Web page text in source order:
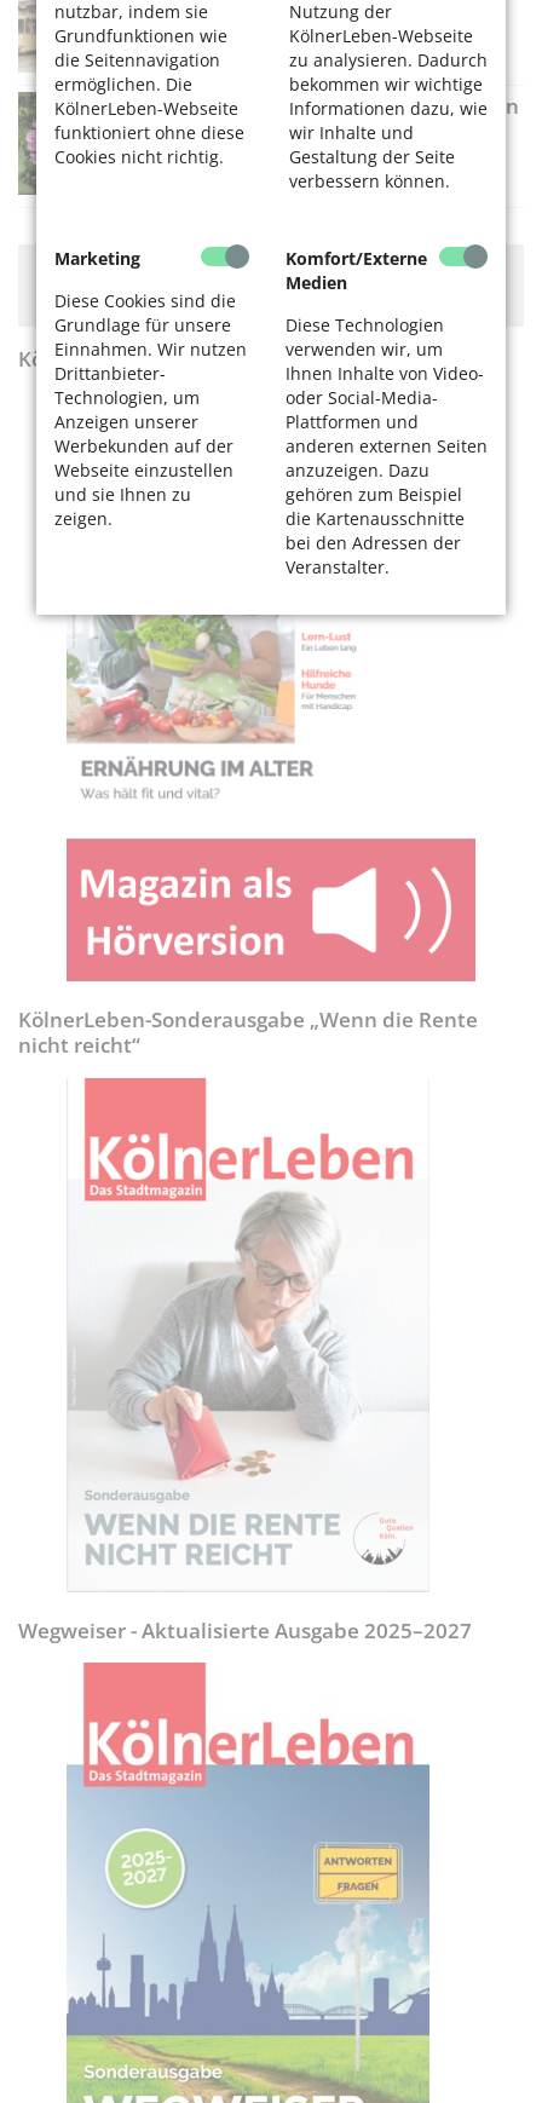
nutzbar, indem sie
Grundfunktionen wie
die Seitennavigation
ermöglichen. Die
KölnerLeben-Webseite
funktioniert ohne diese
Cookies nicht richtig.
Nutzung der
KölnerLeben-Webseite
zu analysieren. Dadurch
bekommen wir wichtige
Informationen dazu, wie
wir Inhalte und
Gestaltung der Seite
verbessern können.
Marketing
Diese Cookies sind die
Grundlage für unsere
Einnahmen. Wir nutzen
Drittanbieter-
Technologien, um
Anzeigen unserer
Werbekunden auf der
Webseite einzustellen
und sie Ihnen zu
zeigen.
Komfort/Externe
Medien
Diese Technologien
verwenden wir, um
Ihnen Inhalte von Video-
oder Social-Media-
Plattformen und
anderen externen Seiten
anzuzeigen. Dazu
gehören zum Beispiel
die Kartenausschnitte
bei den Adressen der
Veranstalter.
09.08.2026, 11-17 Uhr
Straßenbahn-Museum Thielenbruch
Dahlien-Pracht im Botanischen Garten
09.08.2026, 09-19 Uhr
Hier könnte Werbung stehen, mit der wir uns
finanzieren. Bitte akzeptieren Sie dieCookie-Meldung
KölnerLeben Sommer 2026
KölnerLeben-Sonderausgabe „Wenn die Rente
nicht reicht“
Wegweiser - Aktualisierte Ausgabe 2025–2027